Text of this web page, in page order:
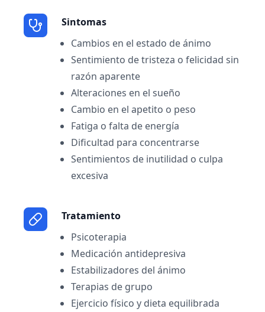
Sintomas
Cambios en el estado de ánimo
Sentimiento de tristeza o felicidad sin
razón aparente
Alteraciones en el sueño
Cambio en el apetito o peso
Fatiga o falta de energía
Dificultad para concentrarse
Sentimientos de inutilidad o culpa
excesiva
Tratamiento
Psicoterapia
Medicación antidepresiva
Estabilizadores del ánimo
Terapias de grupo
Ejercicio físico y dieta equilibrada